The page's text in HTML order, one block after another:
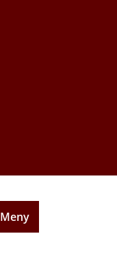
Meny